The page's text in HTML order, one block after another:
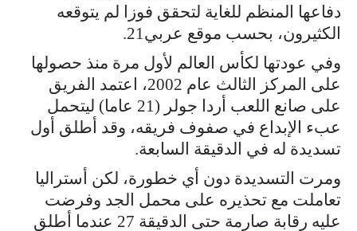
دفاعها المنظم للغاية لتحقق فوزا لم يتوقعه
الكثيرون، بحسب موقع عربي21.
وفي عودتها لكأس العالم لأول مرة منذ حصولها
على المركز الثالث عام 2002، اعتمد الفريق
على صانع اللعب أردا جولر (21 عاما) ليتحمل
عبء الإبداع في صفوف فريقه، وقد أطلق أول
تسديدة له في الدقيقة السابعة.
ومرت التسديدة دون أي خطورة، لكن أستراليا
تعاملت مع تحذيره على محمل الجد وفرضت
عليه رقابة صارمة حتى الدقيقة 27 عندما أطلق